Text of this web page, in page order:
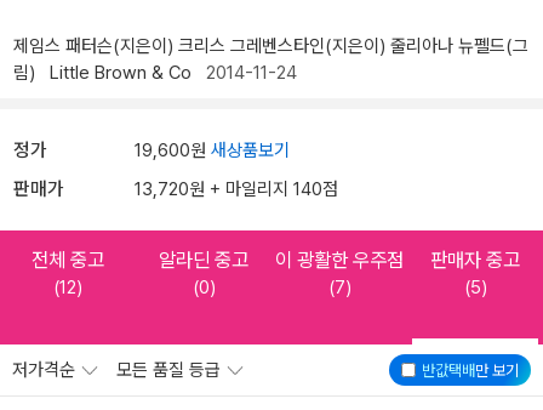
제임스 패터슨(지은이) 크리스 그레벤스타인(지은이) 줄리아나 뉴펠드(그
림)
Little Brown & Co 2014-11-24
정가 19,600원 새상품보기
판매가 13,720원 + 마일리지 140점
전체 중고
(12)
알라딘 중고
(0)
이 광활한 우주점
(7)
판매자 중고
(5)
반값택배만 보기
저가격순 모든 품질 등급